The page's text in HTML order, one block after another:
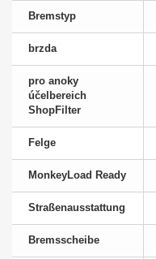
Bremstyp
brzda
pro anoky
účelbereich
ShopFilter
Felge
MonkeyLoad Ready
Straßenausstattung
Bremsscheibe